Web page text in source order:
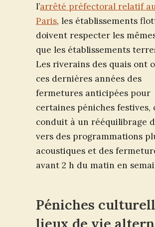
l’arrêté préfectoral relatif
Paris, les établissements
doivent respecter les
que les établissements
Les riverains des quais ont
ces dernières années des
fermetures anticipées pour
certaines péniches festives,
conduit à un rééquilibrage
vers des programmations
acoustiques et des
avant 2 h du matin en
Péniches
lieux de vie